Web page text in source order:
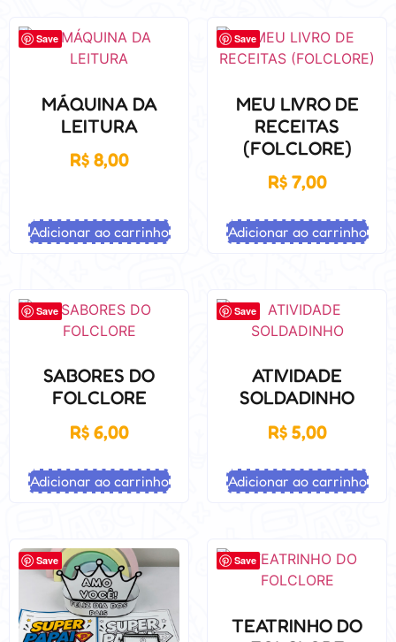
Save
MÁQUINA DA
LEITURA
R$8,00
Adicionar ao carrinho
Save
MEU LIVRO DE
RECEITAS
(FOLCLORE)
R$7,00
Adicionar ao carrinho
Save
SABORES DO
FOLCLORE
R$6,00
Adicionar ao carrinho
Save
ATIVIDADE
SOLDADINHO
R$5,00
Adicionar ao carrinho
Save Save
TEATRINHO DO